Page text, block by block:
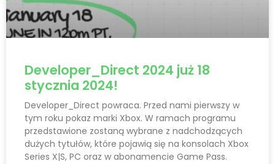
Developer_Direct 2024 już 18
stycznia 2024!
Developer_Direct powraca. Przed nami pierwszy w
tym roku pokaz marki Xbox. W ramach programu
przedstawione zostaną wybrane z nadchodzących
dużych tytułów, które pojawią się na konsolach Xbox
Series X|S, PC oraz w abonamencie Game Pass.